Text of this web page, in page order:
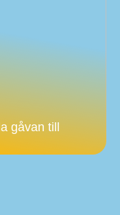
gåvan till